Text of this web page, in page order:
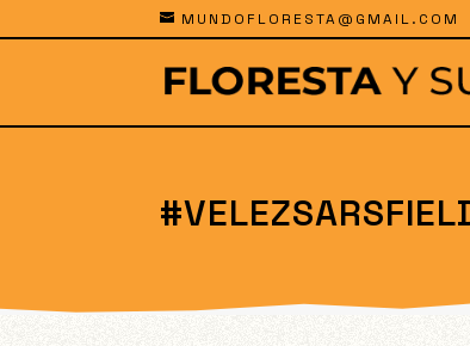
MUNDOFLORESTA@GMAIL.COM